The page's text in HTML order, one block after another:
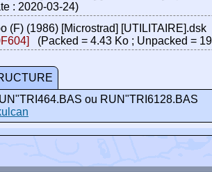
: 2020-03-24)
(F) (1986) [Microstrad] [UTILITAIRE].dsk
(Packed = 4.43 Ko ; Unpacked =
ou RUN"TRI6128.BAS